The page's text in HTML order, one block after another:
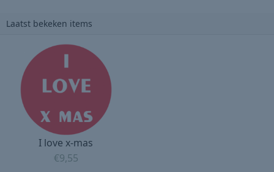
Laatst bekeken items
I love x-mas
€9,55